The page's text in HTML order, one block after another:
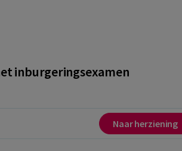
inburgeringsexamen
Naar herziening